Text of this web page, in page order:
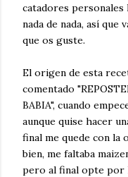
catadores
nada de nada, así que
que os guste.
El origen de esta
comentado
BABIA", cuando
aunque quise hacer
final me quede con la
bien, me faltaba
pero al final opte por